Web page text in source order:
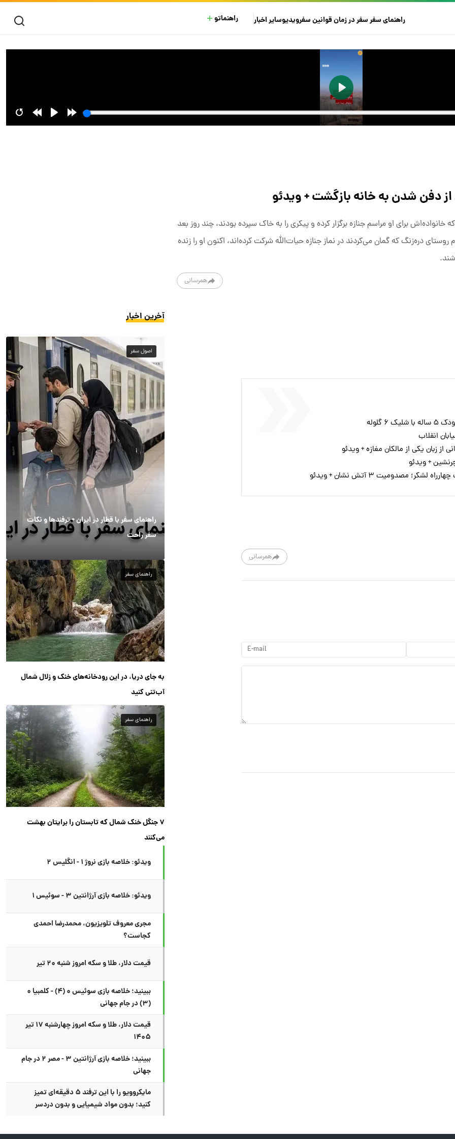
راهنمای سفرسفر در زمانقوانین سفرویدیوسایراخبار راهنماتو
دفن شدن به خانه بازگشت + ویدئو
برای او مراسم جنازه برگزار کرده و پیکری را به خاک سپرده بودند، چند روز بعد
دره‌زنگ که گمان می‌کردند در نماز جنازه حیات‌الله شرکت کرده‌اند، اکنون او را زنده
همرسانی
گلوله
انقلاب
از زبان یکی از مالکان مغازه + ویدئو
+ ویدئو
مصدومیت ۳ آتش نشان + ویدئو
همرسانی
آخرین اخبار
اصول سفر
راهنمای سفر با قطار در ایران + ترفندها و نکات
سفر راحت
راهنمای سفر
به جای دریا، در این رودخانه‌های خنک و زلال شمال
آب‌تنی کنید
راهنمای سفر
۷ جنگل خنک شمال که تابستان را برایتان بهشت
می‌کنند
ویدئو: خلاصه بازی نروژ ۱ - انگلیس ۲
ویدئو: خلاصه بازی آرژانتین ۳ - سوئیس ۱
مجری معروف تلویزیون، محمدرضا احمدی
کجاست؟
قیمت دلار، طلا و سکه امروز شنبه ۲۰ تیر
ببینید؛ خلاصه بازی سوئیس ۰ (۴) - کلمبیا ۰
(۳) در جام جهانی
قیمت دلار، طلا و سکه امروز چهارشنبه ۱۷ تیر
۱۴۰۵
ببینید؛ خلاصه بازی آرژانتین ۳ - مصر ۲ در جام
جهانی
مایکروویو را با این ترفند ۵ دقیقه‌ای تمیز
کنید؛ بدون مواد شیمیایی و بدون دردسر